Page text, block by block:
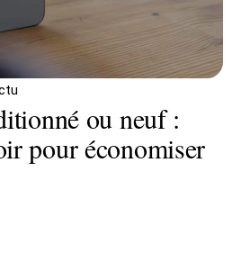
ou neuf :
pour économiser